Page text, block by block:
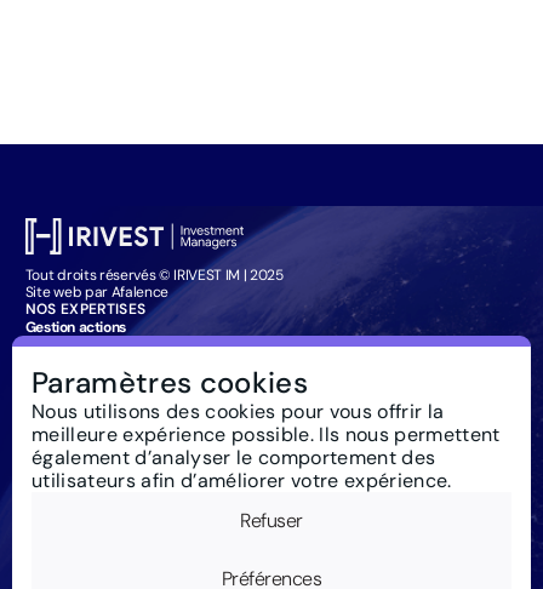
Tout droits réservés © IRIVEST IM | 2025
Site web par Afalence
NOS EXPERTISES
Gestion actions
Gestion obligataire
Particuliers : souscription
IRIVEST IM
À propos
Investissement responsable
Actualités
Règlementation
Nous contacter
Paramètres cookies
Nous utilisons des cookies pour vous offrir la
meilleure expérience possible. Ils nous permettent
également d’analyser le comportement des
utilisateurs afin d’améliorer votre expérience.
Refuser
Préférences